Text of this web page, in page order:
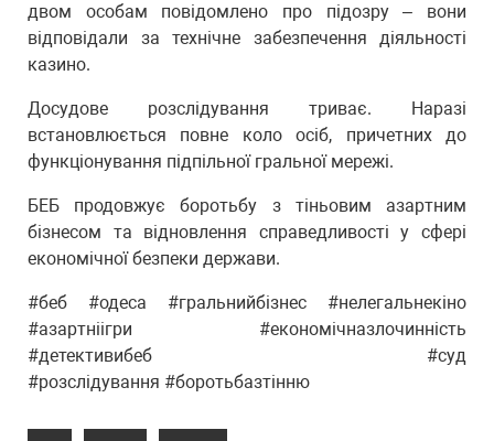
двом особам повідомлено про підозру – вони
відповідали за технічне забезпечення діяльності
казино.
Досудове розслідування триває. Наразі
встановлюється повне коло осіб, причетних до
функціонування підпільної гральної мережі.
БЕБ продовжує боротьбу з тіньовим азартним
бізнесом та відновлення справедливості у сфері
економічної безпеки держави.
#беб #одеса #гральнийбізнес #нелегальнекіно
#азартніігри #економічназлочинність
#детективибеб #суд
#розслідування #боротьбазтінню